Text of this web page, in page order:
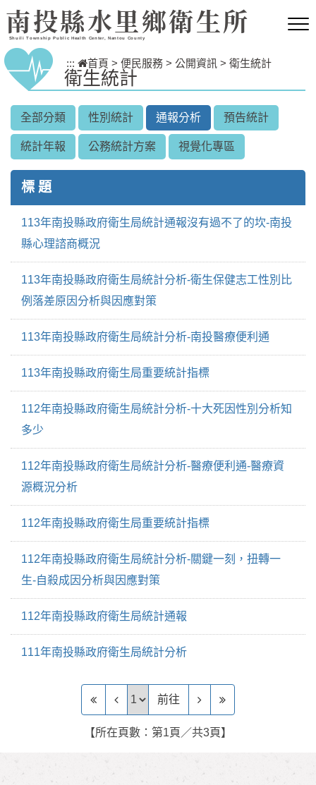
跳到主要內容區塊
南投縣水里鄉衛生所
Shuili Township Public Health Center, Nantou County
::: 首頁 > 便民服務 > 公開資訊 > 衛生統計
衛生統計
全部分類 性別統計 通報分析 預告統計
統計年報 公務統計方案 視覺化專區
標 題
113年南投縣政府衛生局統計通報沒有過不了的坎-南投
縣心理諮商概況
113年南投縣政府衛生局統計分析-衛生保健志工性別比
例落差原因分析與因應對策
113年南投縣政府衛生局統計分析-南投醫療便利通
113年南投縣政府衛生局重要統計指標
112年南投縣政府衛生局統計分析-十大死因性別分析知
多少
112年南投縣政府衛生局統計分析-醫療便利通-醫療資
源概況分析
112年南投縣政府衛生局重要統計指標
112年南投縣政府衛生局統計分析-關鍵一刻，扭轉一
生-自殺成因分析與因應對策
112年南投縣政府衛生局統計通報
111年南投縣政府衛生局統計分析
前往頁前往
【所在頁數：第1頁／共3頁】